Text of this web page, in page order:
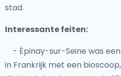
stad.
Interessante feiten:
- Épinay-sur-Seine was
in Frankrijk met een